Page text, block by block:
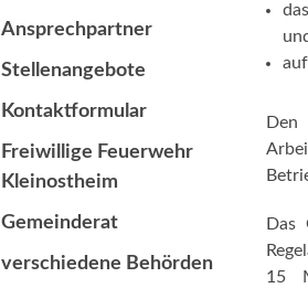
Ansprechpartner
Stellenangebote
Kontaktformular
Freiwillige Feuerwehr
Kleinostheim
Gemeinderat
verschiedene Behörden
Das
15